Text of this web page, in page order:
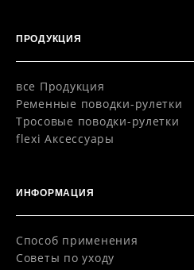
ПРОДУКЦИЯ
все Продукция
Pеменные поводки-рулетки
Тросовые поводки-рулетки
flexi Aксессуары
ИНФОРМАЦИЯ
Способ применения
Советы по уходу